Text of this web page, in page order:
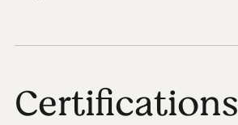
Certifications